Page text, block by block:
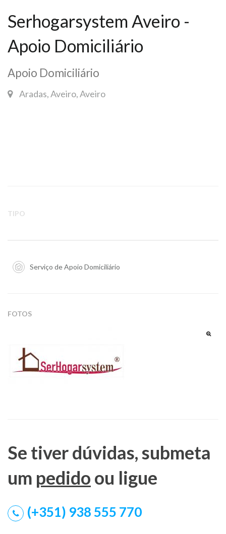
Serhogarsystem Aveiro -
Apoio Domiciliário
Apoio Domiciliário
Aradas, Aveiro, Aveiro
TIPO
Serviço de Apoio Domiciliário
FOTOS
Se tiver dúvidas, submeta
um pedido ou ligue
(+351) 938 555 770